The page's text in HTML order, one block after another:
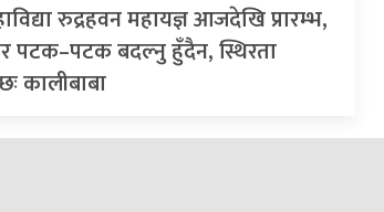
रुद्रहवन महायज्ञ आजदेखि प्रारम्भ,
पटक–पटक बदल्नु हुँदैन, स्थिरता
कालीबाबा